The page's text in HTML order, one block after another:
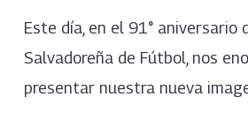
Este día, en el 91° aniversario
Salvadoreña de Fútbol, nos
presentar nuestra nueva